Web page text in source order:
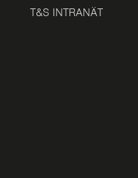
T&S INTRANÄT